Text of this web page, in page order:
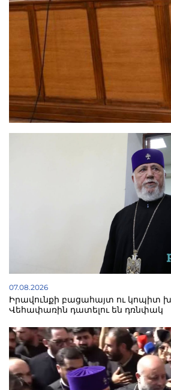
07.08.2026
Իրավունքի բացահայտ ու կոպիտ
Վեհափառին դատելու են դռնփակ